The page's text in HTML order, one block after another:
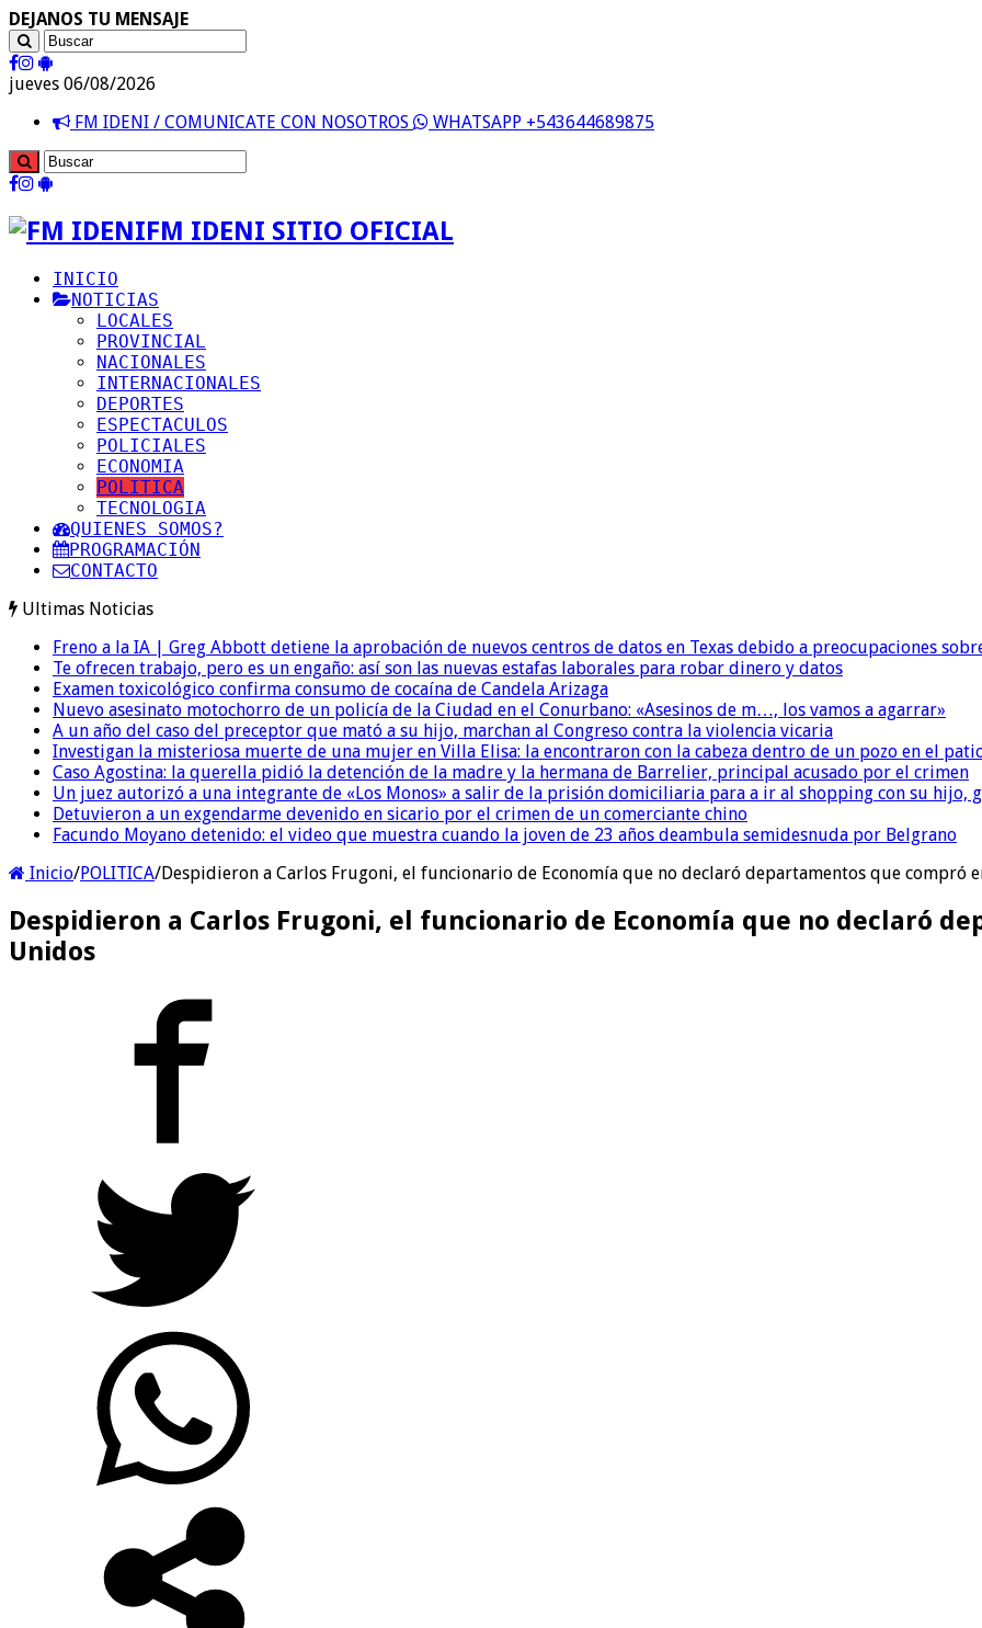
DEJANOS TU MENSAJE
jueves 06/08/2026
FM IDENI / COMUNICATE CON NOSOTROS
WHATSAPP +543644689875
FM IDENI SITIO OFICIAL
INICIO
NOTICIAS
LOCALES
PROVINCIAL
NACIONALES
INTERNACIONALES
DEPORTES
ESPECTACULOS
POLICIALES
ECONOMIA
POLITICA
TECNOLOGIA
QUIENES SOMOS?
PROGRAMACIÓN
CONTACTO
Ultimas Noticias
Freno a la IA | Greg Abbott detiene la aprobación de nuevos centros de datos en Texas debido a preocupaciones
Te ofrecen trabajo, pero es un engaño: así son las nuevas estafas laborales para robar dinero y datos
Examen toxicológico confirma consumo de cocaína de Candela Arizaga
Nuevo asesinato motochorro de un policía de la Ciudad en el Conurbano: «Asesinos de m…, los vamos a agarrar»
A un año del caso del preceptor que mató a su hijo, marchan al Congreso contra la violencia vicaria
Investigan la misteriosa muerte de una mujer en Villa Elisa: la encontraron con la cabeza dentro de un pozo en el
Caso Agostina: la querella pidió la detención de la madre y la hermana de Barrelier, principal acusado por el crimen
Un juez autorizó a una integrante de «Los Monos» a salir de la prisión domiciliaria para a ir al shopping con su hijo,
Detuvieron a un exgendarme devenido en sicario por el crimen de un comerciante chino
Facundo Moyano detenido: el video que muestra cuando la joven de 23 años deambula semidesnuda por Belgrano
Inicio/POLITICA/Despidieron a Carlos Frugoni, el funcionario de Economía que no declaró departamentos que compró
Despidieron a Carlos Frugoni, el funcionario de Economía que no declaró
Unidos